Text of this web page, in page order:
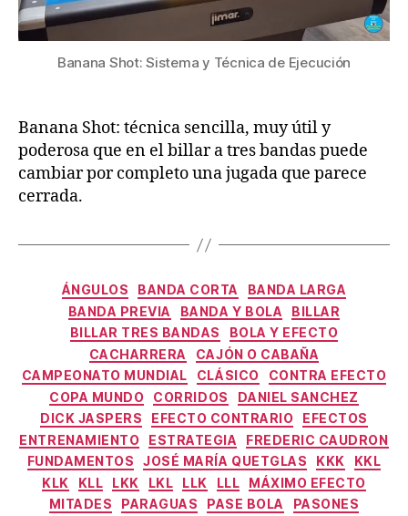
Banana Shot: Sistema y Técnica de Ejecución
Banana Shot: técnica sencilla, muy útil y
poderosa que en el billar a tres bandas puede
cambiar por completo una jugada que parece
cerrada.
Categorías
ÁNGULOS BANDA CORTA
BANDA LARGA
BANDA PREVIA
BANDA Y BOLA
BILLAR
BILLAR TRES BANDAS
BOLA Y EFECTO
CACHARRERA
CAJÓN O CABAÑA
CAMPEONATO MUNDIAL
CLÁSICO
CONTRA EFECTO
COPA MUNDO
CORRIDOS
DANIEL SANCHEZ
DICK JASPERS
EFECTO CONTRARIO
EFECTOS
ENTRENAMIENTO
ESTRATEGIA
FREDERIC CAUDRON
FUNDAMENTOS
JOSÉ MARÍA QUETGLAS KKK
KKL
KLK
KLL LKK LKL LLK LLL
MÁXIMO EFECTO
MITADES
PARAGUAS PASE BOLA
PASONES